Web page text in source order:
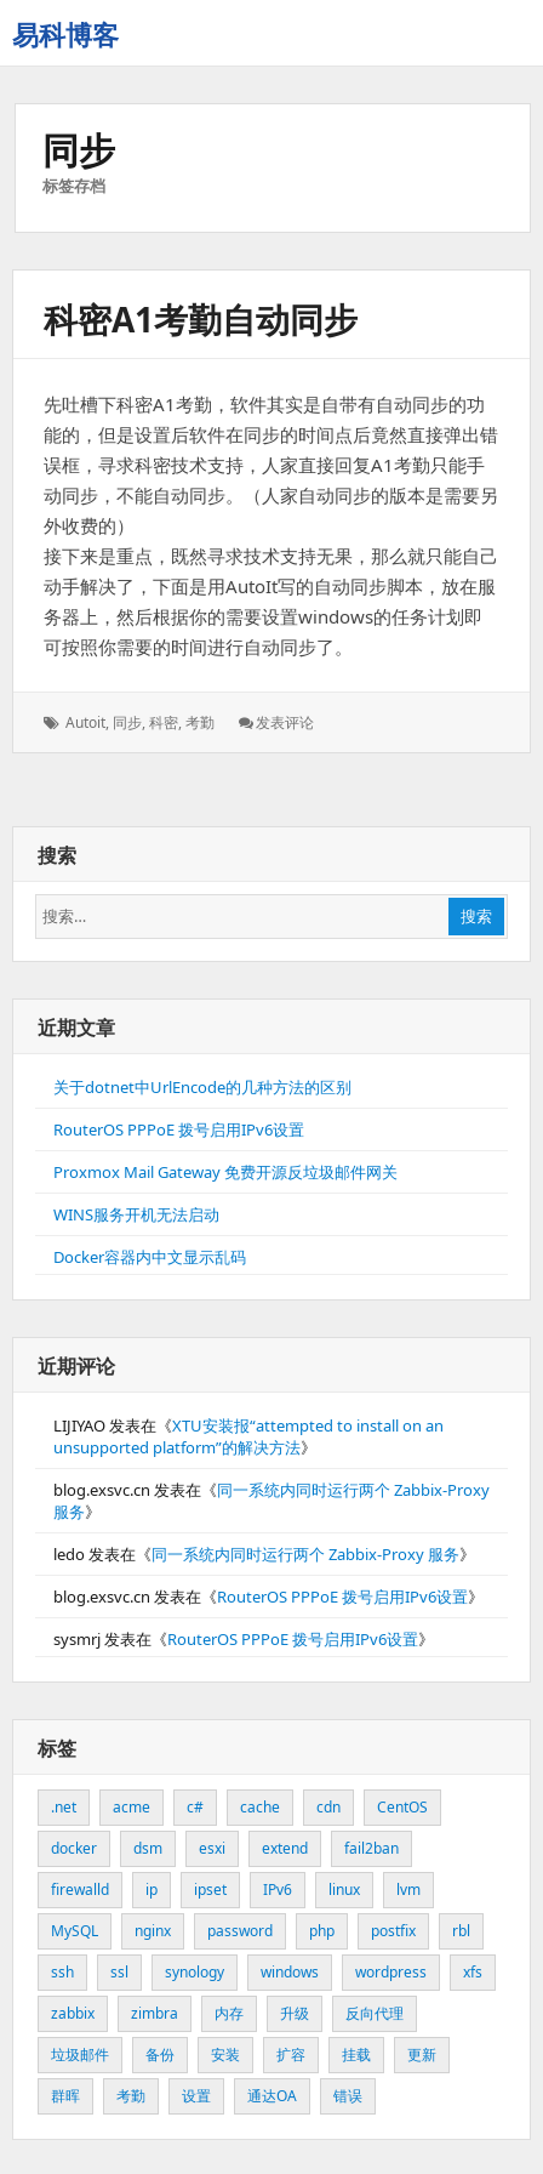
易科博客
同步
标签存档
科密A1考勤自动同步
先吐槽下科密A1考勤，软件其实是自带有自动同步的功
能的，但是设置后软件在同步的时间点后竟然直接弹出错
误框，寻求科密技术支持，人家直接回复A1考勤只能手
动同步，不能自动同步。（人家自动同步的版本是需要另
外收费的）
接下来是重点，既然寻求技术支持无果，那么就只能自己
动手解决了，下面是用AutoIt写的自动同步脚本，放在服
务器上，然后根据你的需要设置windows的任务计划即
可按照你需要的时间进行自动同步了。
标
Autoit, 同步,科密,考勤 发表评论: 科
搜索
搜
索：
搜索
近期文章
关于dotnet中UrlEncode的几种方法的区别
RouterOS PPPoE 拨号启用IPv6设置
Proxmox Mail Gateway 免费开源反垃圾邮件网关
WINS服务开机无法启动
Docker容器内中文显示乱码
近期评论
LIJIYAO发表在《XTU安装报“attempted to install on an
unsupported platform”的解决方法》
blog.exsvc.cn 发表在《同一系统内同时运行两个 Zabbix-Proxy
服务》
ledo发表在《同一系统内同时运行两个 Zabbix-Proxy 服务》
blog.exsvc.cn 发表在《RouterOS PPPoE 拨号启用IPv6设置》
sysmrj发表在《RouterOS PPPoE 拨号启用IPv6设置》
标签
.net acme c# cache cdn
CentOS
docker
dsm esxi extend
fail2ban
firewalld
ip ipset IPv6 linux
lvm
MySQL
nginx password php postfix
rbl
ssh
ssl synology windows wordpress
xfs
zabbix
zimbra 内存 升级
反向代理
垃圾邮件
备份 安装 扩容 挂载
更新
群晖
考勤 设置 通达OA 错误